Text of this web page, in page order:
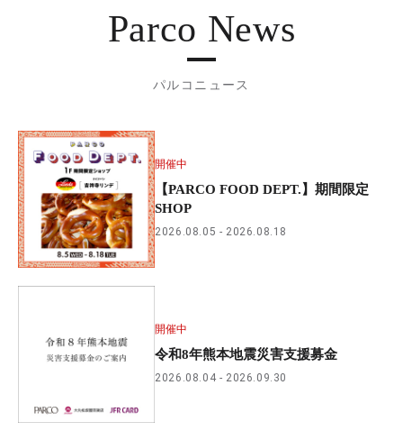
Parco News
パルコニュース
開催中
【PARCO FOOD DEPT.】期間限定
SHOP
2026.08.05 2026.08.18
開催中
令和8年熊本地震災害支援募金
2026.08.04 2026.09.30